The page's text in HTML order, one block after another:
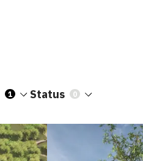
1 Status 0